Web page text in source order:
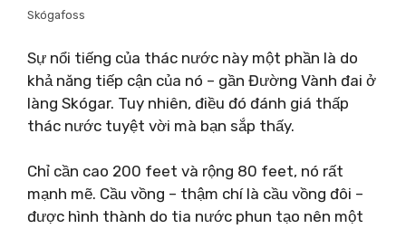
Skógafoss
Sự nổi tiếng của thác nước này một phần là do
khả năng tiếp cận của nó – gần Đường Vành đai ở
làng Skógar. Tuy nhiên, điều đó đánh giá thấp
thác nước tuyệt vời mà bạn sắp thấy.
Chỉ cần cao 200 feet và rộng 80 feet, nó rất
mạnh mẽ. Cầu vồng – thậm chí là cầu vồng đôi –
được hình thành do tia nước phun tạo nên một